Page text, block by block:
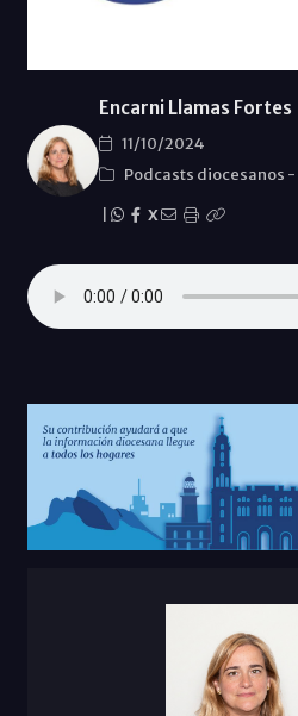
Encarni Llamas Fortes
11/10/2024
Podcasts diocesanos -
X